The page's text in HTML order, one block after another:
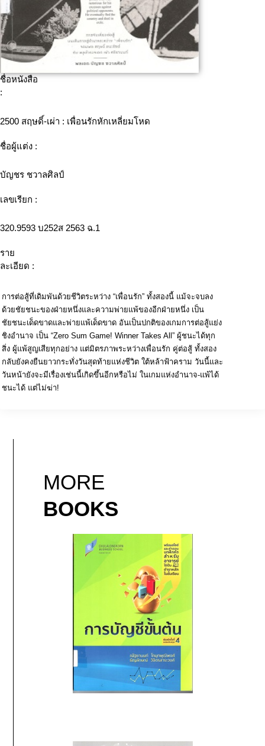
ชื่อหนังสือ
:
2500 สฤษดิ์-เผ่า : เพื่อนรักหักเหลี่ยมโหด
ชื่อผู้แต่ง :
บัญชร ชวาลศิลป์
เลขเรียก :
320.9593 บ252ส 2563 ฉ.1
ราย
ละเอียด :
การต่อสู้ที่เดิมพันด้วยชีวิตระหว่าง “เพื่อนรัก” ทั้งสองนี้ แม้จะจบลง
ด้วยชัยชนะของฝ่ายหนึ่งและความพ่ายแพ้ของอีกฝ่ายหนึ่ง เป็น
ชัยชนะเด็ดขาดและพ่ายแพ้เด็ดขาด อันเป็นปกติของเกมการต่อสู้แย่ง
ชิงอำนาจ เป็น “Zero Sum Game! Winner Takes All” ผู้ชนะได้ทุก
สิ่ง ผู้แพ้สูญเสียทุกอย่าง แต่มิตรภาพระหว่างเพื่อนรัก คู่ต่อสู้ ทั้งสอง
กลับยังคงยืนยาวกระทั่งวันสุดท้ายแห่งชีวิต ใต้หล้าฟ้าคราม วันนี้และ
วันหน้ายังจะมีเรื่องเช่นนี้เกิดขึ้นอีกหรือไม่ ในเกมแห่งอำนาจ-แพ้ได้
ชนะได้ แต่ไม่ฆ่า!
MORE
BOOKS